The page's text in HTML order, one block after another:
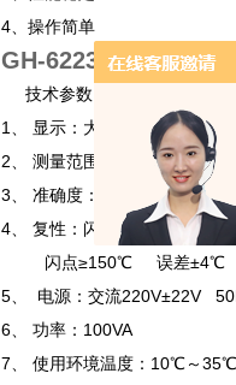
4、操作简单
GH-6223/4全自动开
技术参数：
1、 显示：大屏幕全中文液晶
2、 测量范围：40℃～
3、 准确度：±2℃
4、 复性：闪点≤150℃ 误差
闪点≥150℃ 误差±4℃
5、 电源：交流220V±22V
6、 功率：100VA
7、 使用环境温度：10℃～35℃